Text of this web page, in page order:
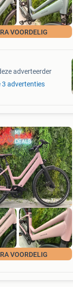
VOORDELIG
adverteerder
3 advertenties
VOORDELIG